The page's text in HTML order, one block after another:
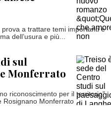
a trattare temi importanti e
dell’usura e più...
sul
Monferrato
riconoscimento per il territorio".
Rosignano Monferrato